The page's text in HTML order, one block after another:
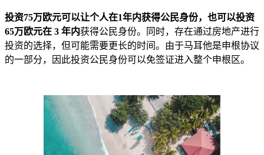
投资75万欧元可以让个人在1年内获得公民身份，也可以投资
65万欧元在 3 年内获得公民身份。同时，存在通过房地产进行
投资的选择，但可能需要更长的时间。由于马耳他是申根协议
的一部分，因此投资公民身份可以免签证进入整个申根区。